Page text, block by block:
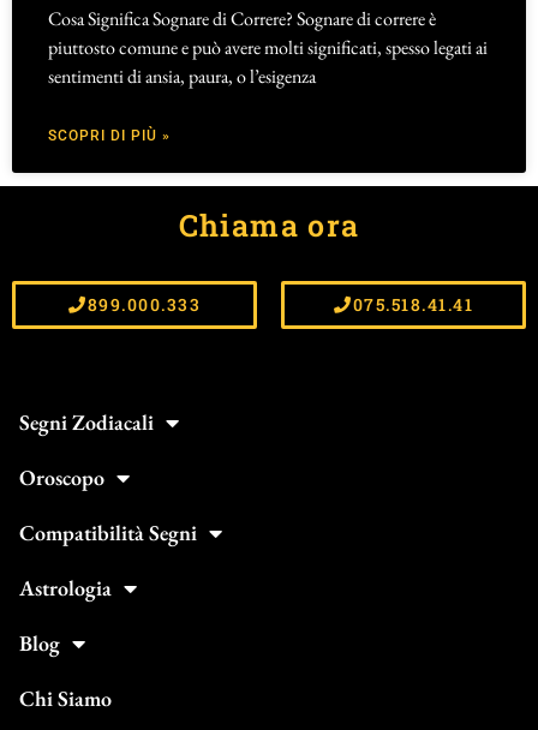
Cosa Significa Sognare di Correre? Sognare di correre è
piuttosto comune e può avere molti significati, spesso legati ai
sentimenti di ansia, paura, o l’esigenza
SCOPRI DI PIÙ »
Chiama ora
899.000.333 075.518.41.41
Segni Zodiacali
Oroscopo
Compatibilità Segni
Astrologia
Blog
Chi Siamo